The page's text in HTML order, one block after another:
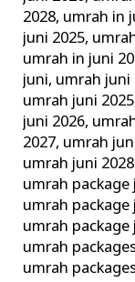
2028, umrah in
juni 2025,
umrah in juni
juni, umrah juni
umrah juni 2025
juni 2026,
2027, umrah
umrah juni
umrah package
umrah package
umrah package
umrah
umrah